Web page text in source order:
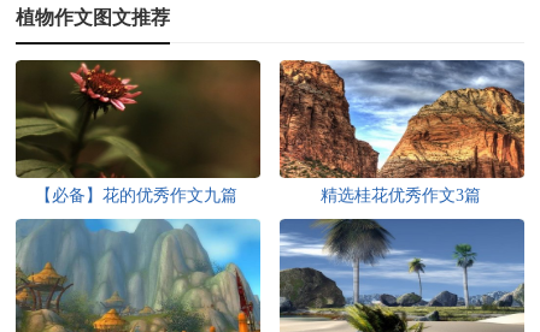
植物作文图文推荐
【必备】花的优秀作文九篇 精选桂花优秀作文3篇